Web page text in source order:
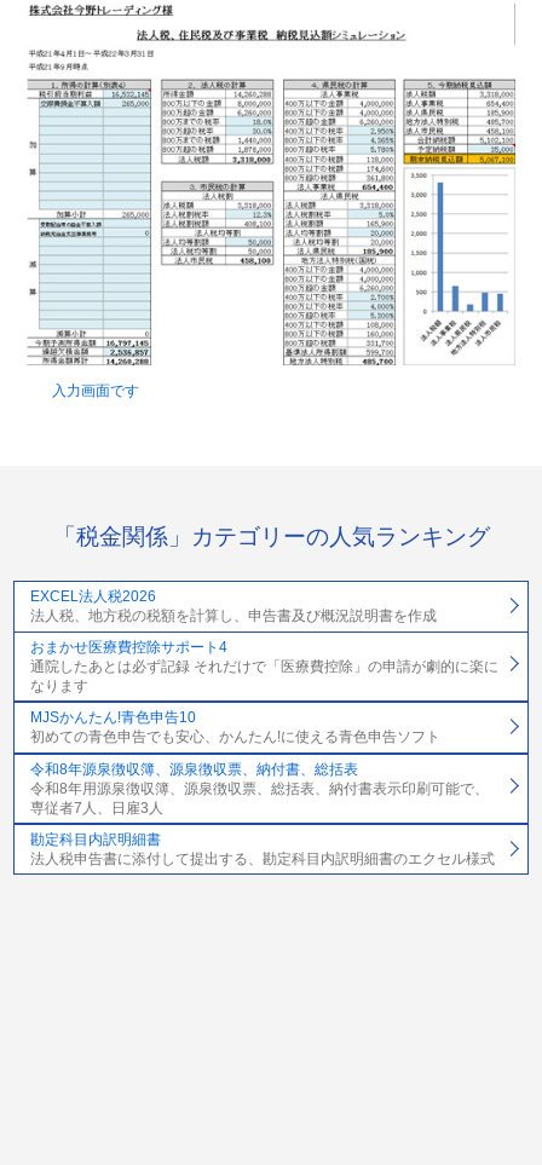
入力画面です
「税金関係」カテゴリーの人気ランキング
EXCEL法人税2026
法人税、地方税の税額を計算し、申告書及び概況説明書を作成
おまかせ医療費控除サポート4
通院したあとは必ず記録 それだけで「医療費控除」の申請が劇的に楽に
なります
MJSかんたん!青色申告10
初めての青色申告でも安心、かんたん!に使える青色申告ソフト
令和8年源泉徴収簿、源泉徴収票、納付書、総括表
令和8年用源泉徴収簿、源泉徴収票、総括表、納付書表示印刷可能で、
専従者7人、日雇3人
勘定科目内訳明細書
法人税申告書に添付して提出する、勘定科目内訳明細書のエクセル様式